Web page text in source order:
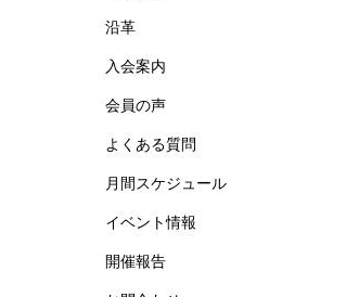
沿革
入会案内
会員の声
よくある質問
月間スケジュール
イベント情報
開催報告